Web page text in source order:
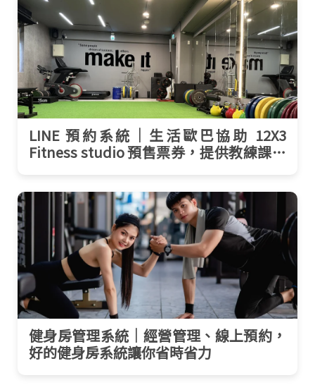
LINE 預約系統｜生活歐巴協助 12X3
Fitness studio 預售票券，提供教練課、
健身房管理系統｜經營管理、線上預約，
好的健身房系統讓你省時省力